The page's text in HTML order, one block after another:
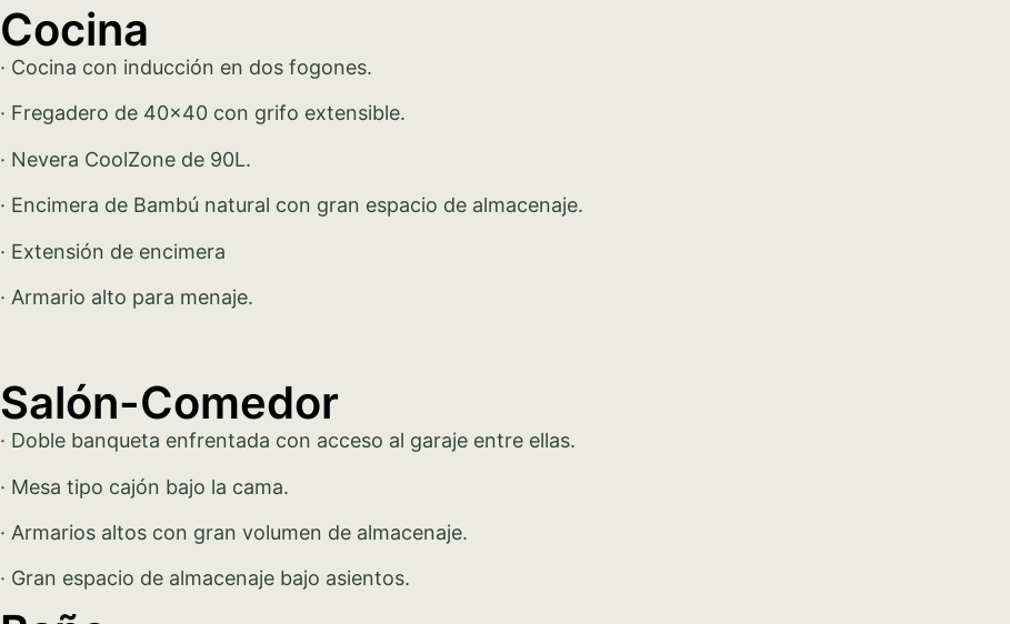
Cocina
· Cocina con inducción en dos fogones.
· Fregadero de 40×40 con grifo extensible.
· Nevera CoolZone de 90L.
· Encimera de Bambú natural con gran espacio de almacenaje.
· Extensión de encimera
· Armario alto para menaje.
Salón-Comedor
· Doble banqueta enfrentada con acceso al garaje entre ellas.
· Mesa tipo cajón bajo la cama.
· Armarios altos con gran volumen de almacenaje.
· Gran espacio de almacenaje bajo asientos.